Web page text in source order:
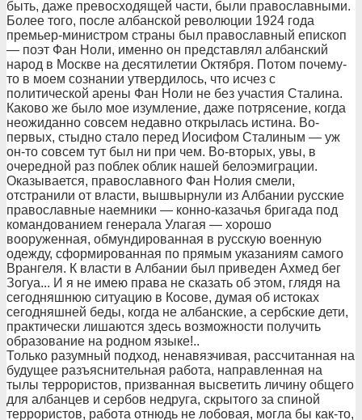
быть, даже превосходящей части, были православными.
Более того, после албанской революции 1924 года
премьер-министром страны был православный епископ
— поэт Фан Ноли, именно он представлял албанский
народ в Москве на десятилетии Октября. Потом почему-
то в моем сознании утвердилось, что исчез с
политической арены Фан Ноли не без участия Сталина.
Каково же было мое изумление, даже потрясение, когда
неожиданно совсем недавно открылась истина. Во-
первых, стыдно стало перед Иосифом Сталиным — уж
он-то совсем тут был ни при чем. Во-вторых, увы, в
очередной раз поблек облик нашей белоэмиграции.
Оказывается, православного Фан Нолия смели,
отстранили от власти, вышвырнули из Албании русские
православные наемники — конно-казачья бригада под
командованием генерала Улагая — хорошо
вооруженная, обмундированная в русскую военную
одежду, сформированная по прямым указаниям самого
Врангеля. К власти в Албании был приведен Ахмед бег
Зогуа... И я не имею права не сказать об этом, глядя на
сегодняшнюю ситуацию в Косове, думая об истоках
сегодняшней беды, когда не албанские, а сербские дети,
практически лишаются здесь возможности получить
образование на родном языке!..
Только разумный подход, ненавязчивая, рассчитанная на
будущее разъяснительная работа, направленная на
тылы террористов, призванная высветить личину общего
для албанцев и сербов недруга, скрытого за спиной
террористов, работа отнюдь не лобовая, могла бы как-то,